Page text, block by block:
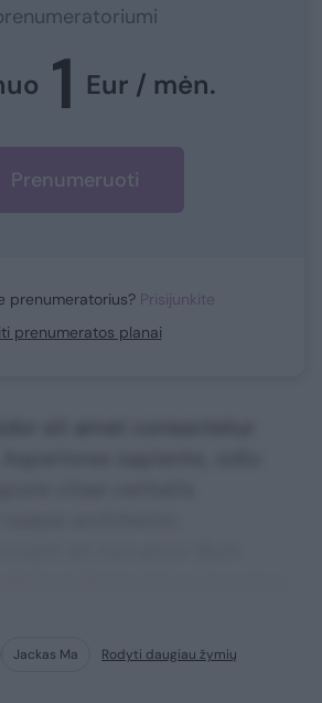
1 Eur / mėn.
Prenumeruoti
prenumeratorius? Prisijunkite
prenumeratos planai
Jackas Ma Rodyti daugiau žymių